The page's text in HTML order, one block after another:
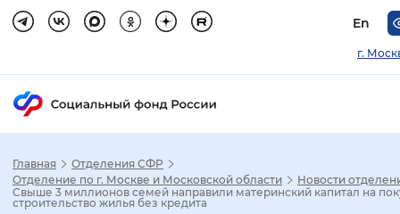
En
г.
Главная
Отделения СФР
Отделение по г. Москве и Московской области
Новости
Свыше 3 миллионов семей направили материнский капитал на
строительство жилья без кредита